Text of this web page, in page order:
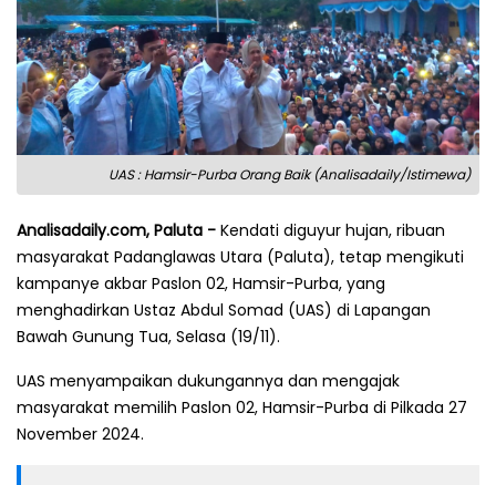
UAS : Hamsir-Purba Orang Baik (Analisadaily/Istimewa)
Analisadaily.com, Paluta - Kendati diguyur hujan, ribuan
masyarakat Padanglawas Utara (Paluta), tetap mengikuti
kampanye akbar Paslon 02, Hamsir-Purba, yang
menghadirkan Ustaz Abdul Somad (UAS) di Lapangan
Bawah Gunung Tua, Selasa (19/11).
UAS menyampaikan dukungannya dan mengajak
masyarakat memilih Paslon 02, Hamsir-Purba di Pilkada 27
November 2024.